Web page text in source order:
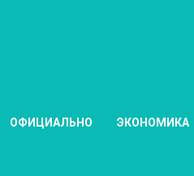
ОФИЦИАЛЬНО ЭКОНОМИКА